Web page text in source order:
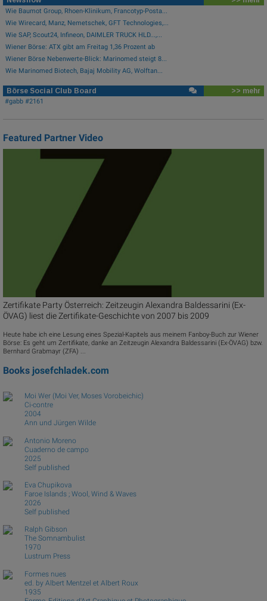
Wie Baumot Group, Rhoen-Klinikum, Francotyp-Posta...
Wie Wirecard, Manz, Nemetschek, GFT Technologies,...
Wie SAP, Scout24, Infineon, DAIMLER TRUCK HLD...,...
Wiener Börse: ATX gibt am Freitag 1,36 Prozent ab
Wiener Börse Nebenwerte-Blick: Marinomed steigt 8...
Wie Marinomed Biotech, Bajaj Mobility AG, Wolftan...
Börse Social Club Board >> mehr
#gabb #2161
Featured Partner Video
Zertifikate Party Österreich: Zeitzeugin Alexandra Baldessarini (Ex-
ÖVAG) liest die Zertifikate-Geschichte von 2007 bis 2009
Heute habe ich eine Lesung eines Spezial-Kapitels aus meinem Fanboy-Buch zur Wiener
Börse: Es geht um Zertifikate, danke an Zeitzeugin Alexandra Baldessarini (Ex-ÖVAG) bzw.
Bernhard Grabmayr (ZFA) ...
Books josefchladek.com
Moi Wer (Moi Ver, Moses Vorobeichic)
Ci-contre
2004
Ann und Jürgen Wilde
Antonio Moreno
Cuaderno de campo
2025
Self published
Eva Chupikova
Faroe Islands ; Wool, Wind & Waves
2026
Self published
Ralph Gibson
The Somnambulist
1970
Lustrum Press
Formes nues
ed. by Albert Mentzel et Albert Roux
1935